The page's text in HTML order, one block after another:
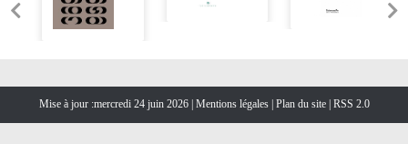
Mise à jour :mercredi 24 juin 2026 | Mentions légales | Plan du site |RSS 2.0